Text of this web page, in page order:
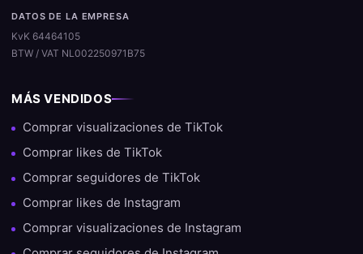
DATOS DE LA EMPRESA
KvK 64464105
BTW / VAT NL002250971B75
MÁS VENDIDOS
Comprar visualizaciones de TikTok
Comprar likes de TikTok
Comprar seguidores de TikTok
Comprar likes de Instagram
Comprar visualizaciones de Instagram